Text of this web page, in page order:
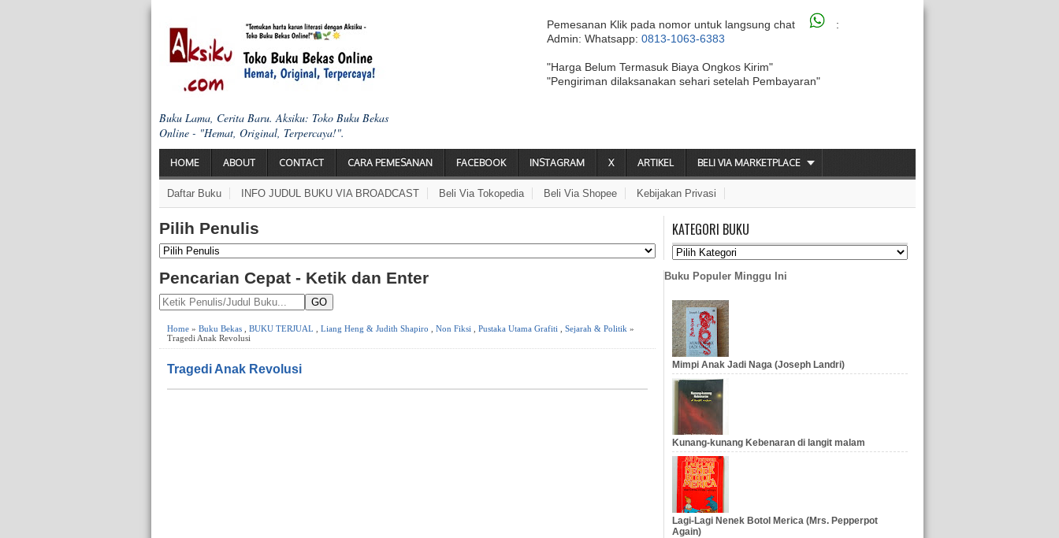
Buku Lama, Cerita Baru. Aksiku: Toko Buku Bekas
Online - "Hemat, Original, Terpercaya!".
Pemesanan Klik pada nomor untuk langsung chat
:
Admin: Whatsapp: 0813-1063-6383
"Harga Belum Termasuk Biaya Ongkos Kirim"
"Pengiriman dilaksanakan sehari setelah Pembayaran"
HOME ABOUT CONTACT CARA PEMESANAN FACEBOOK INSTAGRAM X ARTIKEL BELI VIA MARKETPLACE
Daftar Buku INFO JUDUL BUKU VIA BROADCAST Beli Via Tokopedia Beli Via Shopee Kebijakan Privasi
Pilih Penulis
Pencarian Cepat - Ketik dan Enter
GO
Home » Buku Bekas BUKU TERJUAL Liang Heng & Judith Shapiro Non Fiksi Pustaka Utama Grafiti Sejarah & Politik »
Tragedi Anak Revolusi
Tragedi Anak Revolusi
KATEGORI BUKU
Buku Populer Minggu Ini
Mimpi Anak Jadi Naga (Joseph Landri)
Kunang-kunang Kebenaran di langit malam
Lagi-Lagi Nenek Botol Merica (Mrs. Pepperpot
Again)